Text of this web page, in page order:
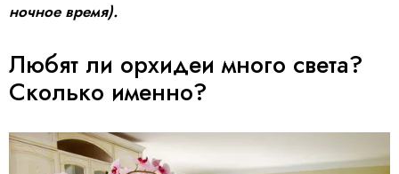
ночное время).
Любят ли орхидеи много света?
Сколько именно?